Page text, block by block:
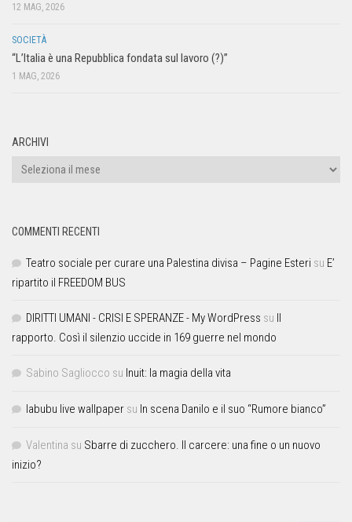
12 MAG, 2026
SOCIETÀ
“L’Italia è una Repubblica fondata sul lavoro (?)”
1 MAG, 2026
ARCHIVI
COMMENTI RECENTI
Teatro sociale per curare una Palestina divisa – Pagine Esteri su E’
ripartito il FREEDOM BUS
DIRITTI UMANI - CRISI E SPERANZE - My WordPress su Il
rapporto. Così il silenzio uccide in 169 guerre nel mondo
Sabino Sagliocco su Inuit: la magia della vita
labubu live wallpaper su In scena Danilo e il suo “Rumore bianco”
Valentina su Sbarre di zucchero. Il carcere: una fine o un nuovo
inizio?